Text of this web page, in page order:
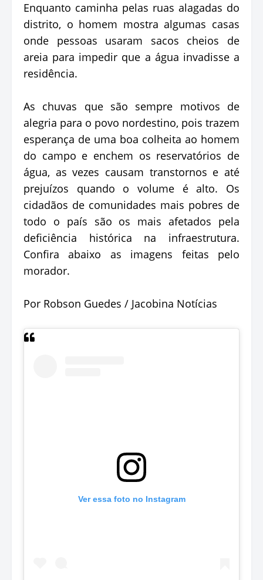
Enquanto caminha pelas ruas alagadas do
distrito, o homem mostra algumas casas
onde pessoas usaram sacos cheios de
areia para impedir que a água invadisse a
residência.
As chuvas que são sempre motivos de
alegria para o povo nordestino, pois trazem
esperança de uma boa colheita ao homem
do campo e enchem os reservatórios de
água, as vezes causam transtornos e até
prejuízos quando o volume é alto. Os
cidadãos de comunidades mais pobres de
todo o país são os mais afetados pela
deficiência histórica na infraestrutura.
Confira abaixo as imagens feitas pelo
morador.
Por Robson Guedes / Jacobina Notícias
Ver essa foto no Instagram